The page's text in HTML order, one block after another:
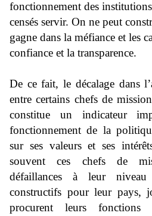
fonctionnement des
censés servir. On ne peut
gagne dans la méfiance et les
confiance et la transparence.
De ce fait, le décalage dans
entre certains chefs de
constitue un indicateur
fonctionnement de la
sur ses valeurs et ses
souvent ces chefs de
défaillances à leur
constructifs pour leur pays,
procurent leurs fonctions